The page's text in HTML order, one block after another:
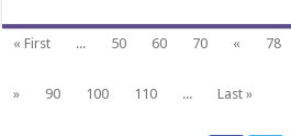
« First ... 50 60 70 « 78
»
90 100 110 ... Last »